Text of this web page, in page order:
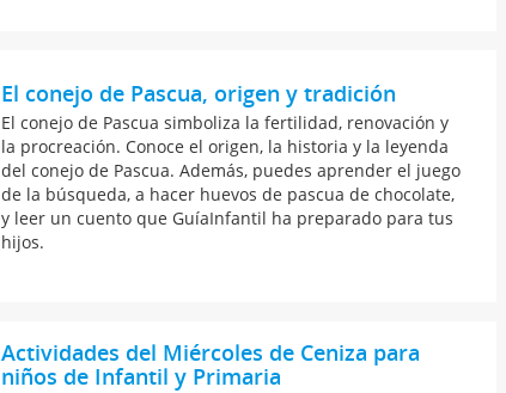
El conejo de Pascua, origen y tradición
El conejo de Pascua simboliza la fertilidad, renovación y
la procreación. Conoce el origen, la historia y la leyenda
del conejo de Pascua. Además, puedes aprender el juego
de la búsqueda, a hacer huevos de pascua de chocolate,
y leer un cuento que GuíaInfantil ha preparado para tus
hijos.
Actividades del Miércoles de Ceniza para
niños de Infantil y Primaria